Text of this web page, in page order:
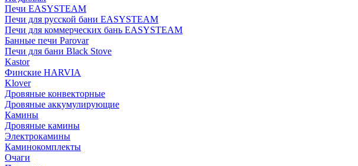
Печи EASYSTEAM
Печи для русской бани EASYSTEAM
Печи для коммерческих бань EASYSTEAM
Банные печи Parovar
Печи для бани Black Stove
Kastor
Финские HARVIA
Klover
Дровяные конвекторные
Дровяные аккумулирующие
Камины
Дровяные камины
Электрокамины
Каминокомплекты
Очаги